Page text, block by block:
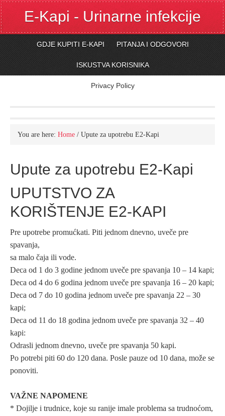
E-Kapi - Urinarne infekcije
GDJE KUPITI E-KAPI PITANJA I ODGOVORI
ISKUSTVA KORISNIKA
Privacy Policy
You are here: Home / Upute za upotrebu E2-Kapi
Upute za upotrebu E2-Kapi
UPUTSTVO ZA
KORIŠTENJE E2-KAPI
Pre upotrebe promućkati. Piti jednom dnevno, uveče pre
spavanja,
sa malo čaja ili vode.
Deca od 1 do 3 godine jednom uveče pre spavanja 10 – 14 kapi;
Deca od 4 do 6 godina jednom uveče pre spavanja 16 – 20 kapi;
Deca od 7 do 10 godina jednom uveče pre spavanja 22 – 30
kapi;
Deca od 11 do 18 godina jednom uveče pre spavanja 32 – 40
kapi:
Odrasli jednom dnevno, uveče pre spavanja 50 kapi.
Po potrebi piti 60 do 120 dana. Posle pauze od 10 dana, može se
ponoviti.
VAŽNE NAPOMENE
* Dojilje i trudnice, koje su ranije imale problema sa trudnoćom,